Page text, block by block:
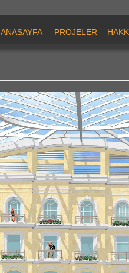
ANASAYFA PROJELER